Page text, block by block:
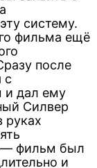
систему.
фильма ещё
после
с
дал ему
Силвер
руках
— фильм был
и